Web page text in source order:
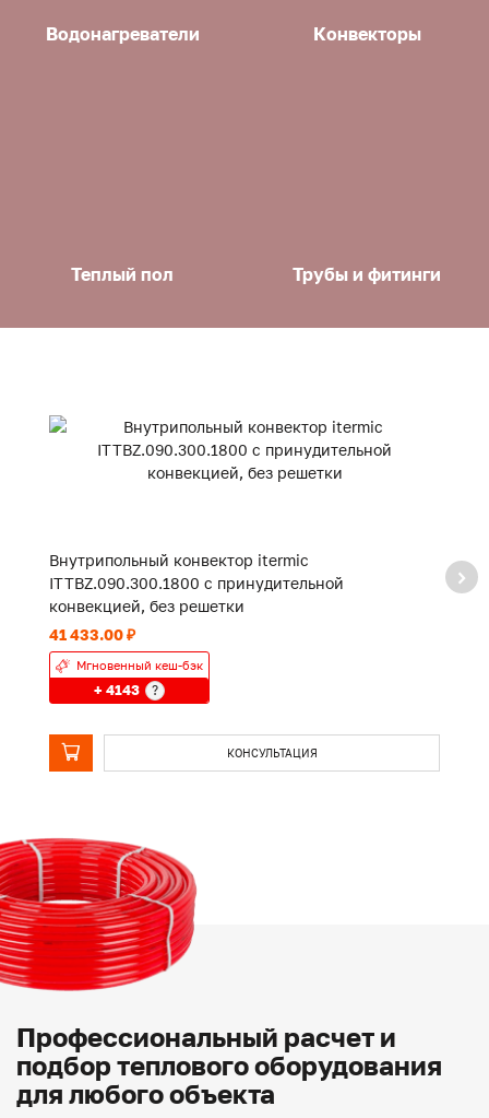
Водонагреватели Конвекторы
Теплый пол Трубы и фитинги
Внутрипольный конвектор itermic
ITTBZ.090.300.1800 с принудительной
конвекцией, без решетки
41 433.00 ₽
Мгновенный кеш-бэк
+ 4143 ?
КОНСУЛЬТАЦИЯ
Профессиональный расчет и
подбор теплового оборудования
для любого объекта